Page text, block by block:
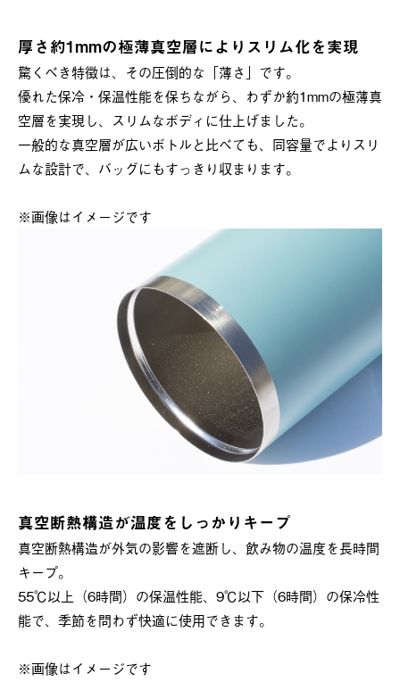
厚さ約1mmの極薄真空層によりスリム化を実現
驚くべき特徴は、その圧倒的な「薄さ」です。
優れた保冷・保温性能を保ちながら、わずか約1mmの極薄真
空層を実現し、スリムなボディに仕上げました。
一般的な真空層が広いボトルと比べても、同容量でよりスリ
ムな設計で、バッグにもすっきり収まります。
※画像はイメージです
真空断熱構造が温度をしっかりキープ
真空断熱構造が外気の影響を遮断し、飲み物の温度を長時間
キープ。
55℃以上（6時間）の保温性能、9℃以下（6時間）の保冷性
能で、季節を問わず快適に使用できます。
※画像はイメージです